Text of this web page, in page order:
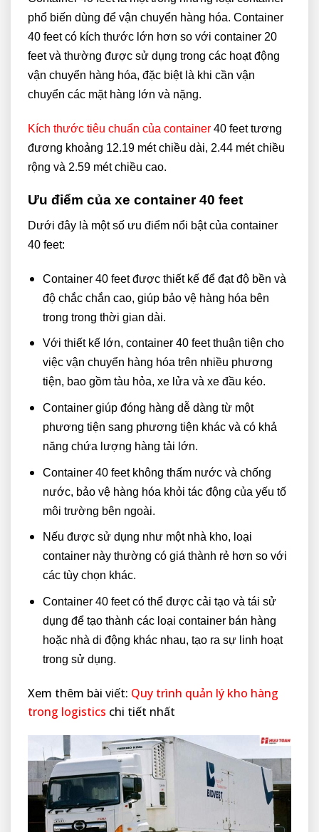
phổ biến dùng để vận chuyển hàng hóa. Container
40 feet có kích thước lớn hơn so với container 20
feet và thường được sử dụng trong các hoạt động
vận chuyển hàng hóa, đặc biệt là khi cần vận
chuyển các mặt hàng lớn và nặng.
Kích thước tiêu chuẩn của container 40 feet tương
đương khoảng 12.19 mét chiều dài, 2.44 mét chiều
rộng và 2.59 mét chiều cao.
Ưu điểm của xe container 40 feet
Dưới đây là một số ưu điểm nổi bật của container
40 feet:
Container 40 feet được thiết kế để đạt độ bền và
độ chắc chắn cao, giúp bảo vệ hàng hóa bên
trong trong thời gian dài.
Với thiết kế lớn, container 40 feet thuận tiện cho
việc vận chuyển hàng hóa trên nhiều phương
tiện, bao gồm tàu hỏa, xe lửa và xe đầu kéo.
Container giúp đóng hàng dễ dàng từ một
phương tiện sang phương tiện khác và có khả
năng chứa lượng hàng tải lớn.
Container 40 feet không thấm nước và chống
nước, bảo vệ hàng hóa khỏi tác động của yếu tố
môi trường bên ngoài.
Nếu được sử dụng như một nhà kho, loại
container này thường có giá thành rẻ hơn so với
các tùy chọn khác.
Container 40 feet có thể được cải tạo và tái sử
dụng để tạo thành các loại container bán hàng
hoặc nhà di động khác nhau, tạo ra sự linh hoạt
trong sử dụng.
Xem thêm bài viết: Quy trình quản lý kho hàng
trong logistics chi tiết nhất